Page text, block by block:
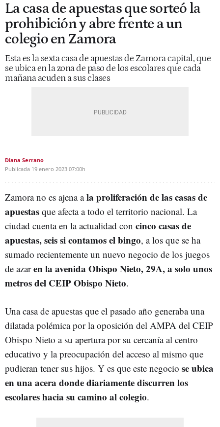
La casa de apuestas que sorteó la
prohibición y abre frente a un
colegio en Zamora
Esta es la sexta casa de apuestas de Zamora capital, que
se ubica en la zona de paso de los escolares que cada
mañana acuden a sus clases
Diana Serrano
Publicada 19 enero 2023 07:00h
Zamora no es ajena ala proliferación de las casas de
apuestas que afecta a todo el territorio nacional. La
ciudad cuenta en la actualidad con cinco casas de
apuestas, seis si contamos el bingo, a los que se ha
sumado recientemente un nuevo negocio de los juegos
de azaren la avenida Obispo Nieto, 29A, a solo unos
metros del CEIP Obispo Nieto.
Una casa de apuestas que el pasado año generaba una
dilatada polémica por la oposición del AMPA del CEIP
Obispo Nieto a su apertura por su cercanía al centro
educativo y la preocupación del acceso al mismo que
pudieran tener sus hijos. Y es que este negocio se ubica
en una acera donde diariamente discurren los
escolares hacia su camino al colegio.